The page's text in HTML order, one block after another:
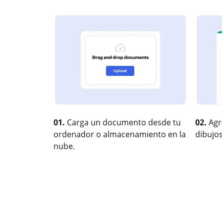
01. Carga un documento desde tu
ordenador o almacenamiento en la
nube.
02.